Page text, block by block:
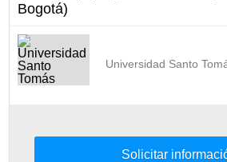
Bogotá)
Universidad Santo
Solicitar